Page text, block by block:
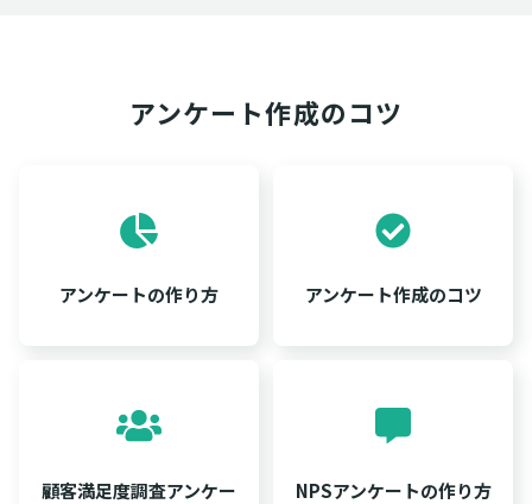
アンケート作成のコツ
アンケートの作り方 アンケート作成のコツ
顧客満足度調査アンケー
NPSアンケートの作り方